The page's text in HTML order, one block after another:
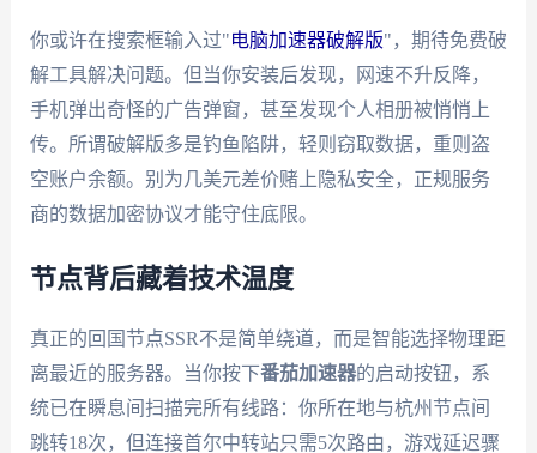
你或许在搜索框输入过"电脑加速器破解版"，期待免费破
解工具解决问题。但当你安装后发现，网速不升反降，
手机弹出奇怪的广告弹窗，甚至发现个人相册被悄悄上
传。所谓破解版多是钓鱼陷阱，轻则窃取数据，重则盗
空账户余额。别为几美元差价赌上隐私安全，正规服务
商的数据加密协议才能守住底限。
节点背后藏着技术温度
真正的回国节点SSR不是简单绕道，而是智能选择物理距
离最近的服务器。当你按下番茄加速器的启动按钮，系
统已在瞬息间扫描完所有线路：你所在地与杭州节点间
跳转18次，但连接首尔中转站只需5次路由，游戏延迟骤